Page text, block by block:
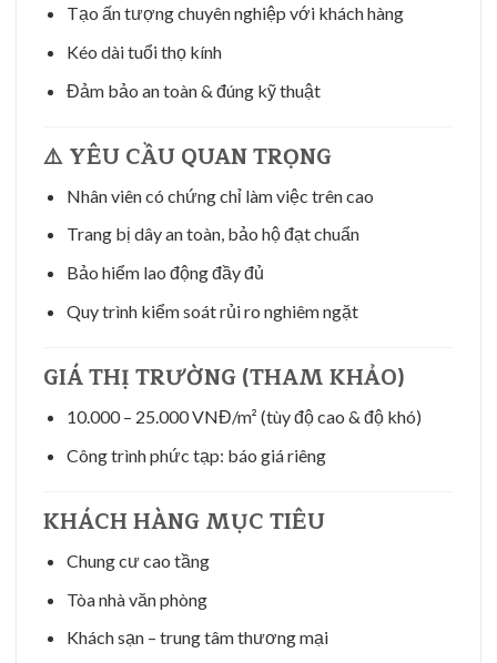
Tạo ấn tượng chuyên nghiệp với khách hàng
Kéo dài tuổi thọ kính
Đảm bảo an toàn & đúng kỹ thuật
⚠️ YÊU CẦU QUAN TRỌNG
Nhân viên có chứng chỉ làm việc trên cao
Trang bị dây an toàn, bảo hộ đạt chuẩn
Bảo hiểm lao động đầy đủ
Quy trình kiểm soát rủi ro nghiêm ngặt
GIÁ THỊ TRƯỜNG (THAM KHẢO)
10.000 – 25.000 VNĐ/m² (tùy độ cao & độ khó)
Công trình phức tạp: báo giá riêng
KHÁCH HÀNG MỤC TIÊU
Chung cư cao tầng
Tòa nhà văn phòng
Khách sạn – trung tâm thương mại